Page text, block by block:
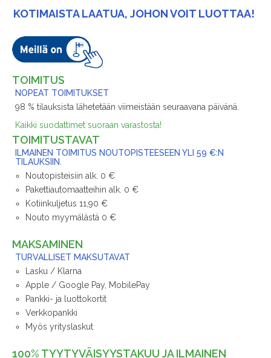
KOTIMAISTA LAATUA, JOHON VOIT LUOTTAA!
TOIMITUS
NOPEAT TOIMITUKSET
98 % tilauksista lähetetään viimeistään seuraavana päivänä.
Kaikki suodattimet suoraan varastosta!
TOIMITUSTAVAT
ILMAINEN TOIMITUS NOUTOPISTEESEEN YLI 59 €:N
TILAUKSIIN.
Noutopisteisiin alk. 0 €
Pakettiautomaatteihin alk. 0 €
Kotiinkuljetus 11,90 €
Nouto myymälästä 0 €
MAKSAMINEN
TURVALLISET MAKSUTAVAT
Lasku / Klarna
Apple / Google Pay, MobilePay
Pankki- ja luottokortit
Verkkopankki
Myös yrityslaskut
100% TYYTYVÄISYYSTAKUU JA ILMAINEN